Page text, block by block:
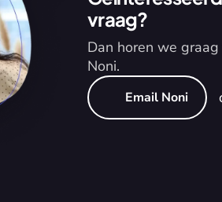
vraag?
Dan horen we
Noni.
Email Noni